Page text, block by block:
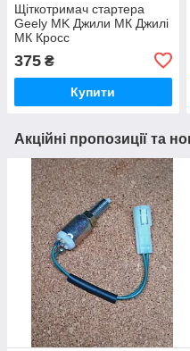
Щіткотримач стартера
Geely MK Джили МК Джилі
МК Кросс
375 ₴
Купити
Акційні пропозиції та